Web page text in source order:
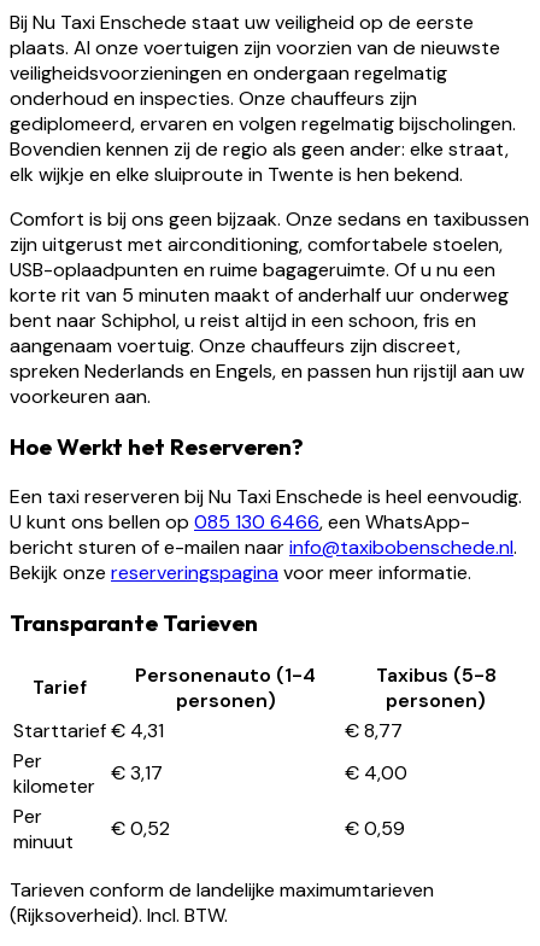
Bij Nu Taxi Enschede staat uw veiligheid op de eerste
plaats. Al onze voertuigen zijn voorzien van de nieuwste
veiligheidsvoorzieningen en ondergaan regelmatig
onderhoud en inspecties. Onze chauffeurs zijn
gediplomeerd, ervaren en volgen regelmatig bijscholingen.
Bovendien kennen zij de regio als geen ander: elke straat,
elk wijkje en elke sluiproute in Twente is hen bekend.
Comfort is bij ons geen bijzaak. Onze sedans en taxibussen
zijn uitgerust met airconditioning, comfortabele stoelen,
USB-oplaadpunten en ruime bagageruimte. Of u nu een
korte rit van 5 minuten maakt of anderhalf uur onderweg
bent naar Schiphol, u reist altijd in een schoon, fris en
aangenaam voertuig. Onze chauffeurs zijn discreet,
spreken Nederlands en Engels, en passen hun rijstijl aan uw
voorkeuren aan.
Hoe Werkt het Reserveren?
Een taxi reserveren bij Nu Taxi Enschede is heel eenvoudig.
U kunt ons bellen op 085 130 6466, een WhatsApp-
bericht sturen of e-mailen naarinfo@taxibobenschede.nl.
Bekijk onze reserveringspaginavoor meer informatie.
Transparante Tarieven
Tarief
Personenauto (1-4
personen)
Taxibus (5-8
personen)
Starttarief€ 4,31
€ 8,77
Per
kilometer
€ 3,17
€ 4,00
Per
minuut
€ 0,52 € 0,59
Tarieven conform de landelijke maximumtarieven
(Rijksoverheid). Incl. BTW.